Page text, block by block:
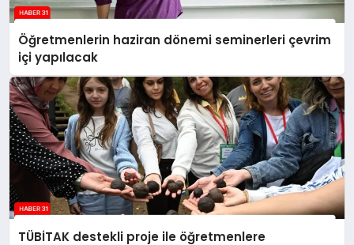
Öğretmenlerin haziran dönemi seminerleri çevrim
içi yapılacak
TÜBİTAK destekli proje ile öğretmenlere